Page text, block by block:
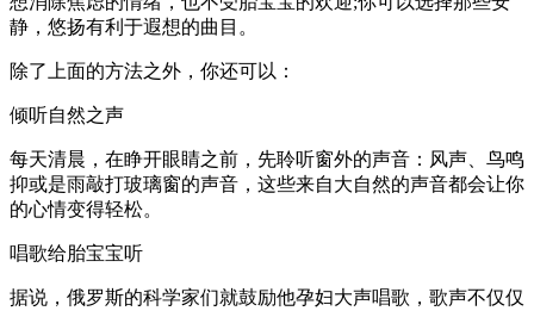
静，悠扬有利于遐想的曲目。
除了上面的方法之外，你还可以：
倾听自然之声
每天清晨，在睁开眼睛之前，先聆听窗外的声音：风声、鸟鸣
抑或是雨敲打玻璃窗的声音，这些来自大自然的声音都会让你
的心情变得轻松。
唱歌给胎宝宝听
据说，俄罗斯的科学家们就鼓励他孕妇大声唱歌，歌声不仅仅